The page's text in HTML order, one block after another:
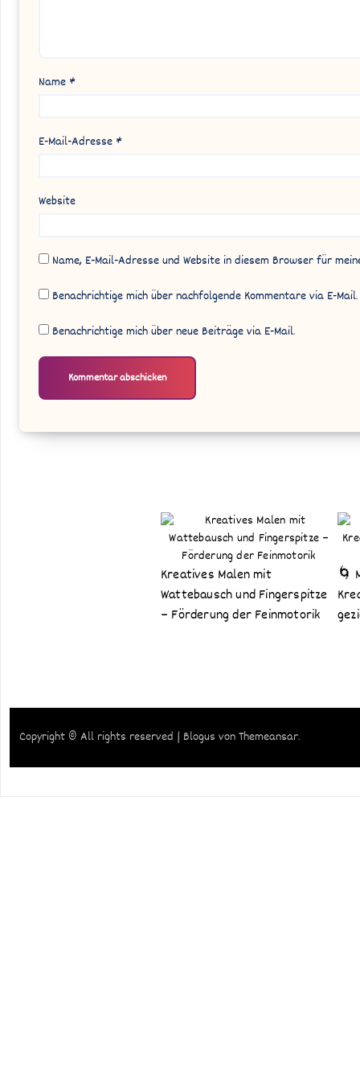
Name *
E-Mail-Adresse *
Website
Name, E-Mail-Adresse und Website in diesem Browser für
Benachrichtige mich über nachfolgende Kommentare via E-Mail.
Benachrichtige mich über neue Beiträge via E-Mail.
Kreatives Malen mit
Wattebausch und Fingerspitze
– Förderung der Feinmotorik
🌀
Copyright © All rights reserved | Blogus vonThemeansar.